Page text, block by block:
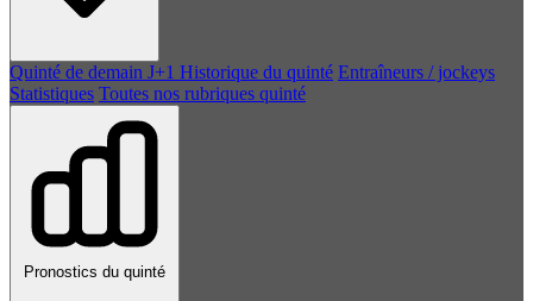
Quinté de demain J+1 Historique du quinté Entraîneurs / jockeys
Statistiques Toutes nos rubriques quinté
Pronostics du quinté